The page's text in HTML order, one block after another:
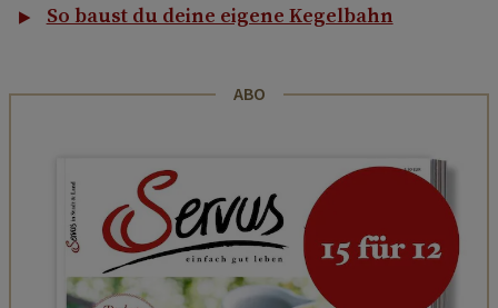
So baust du deine eigene Kegelbahn
ABO